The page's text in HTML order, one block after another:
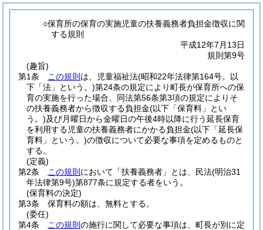
○保育所の保育の実施児童の扶養義務者負担金徴収に関
する規則
平成12年7月13日
規則第9号
(趣旨)
第1条
この規則 は、児童福祉法(昭和22年法律第164号。以
下「法」という。)第24条の規定により町長が保育所への保
育の実施を行った場合、同法第56条第3項の規定によりそ
の扶養義務者から徴収する負担金(以下「保育料」とい
う。)及び月曜日から金曜日の午後4時以降に行う延長保育
を利用する児童の扶養義務者にかかる負担金(以下「延長保
育料」という。)の徴収について必要な事項を定めるものと
する。
(定義)
第2条
この規則 において「扶養義務者」とは、民法(明治31
年法律第9号)第877条に規定する者をいう。
(保育料の決定)
第3条
保育料の額は、無料とする。
(委任)
第4条
この規則 の施行に関して必要な事項は、町長が別に定